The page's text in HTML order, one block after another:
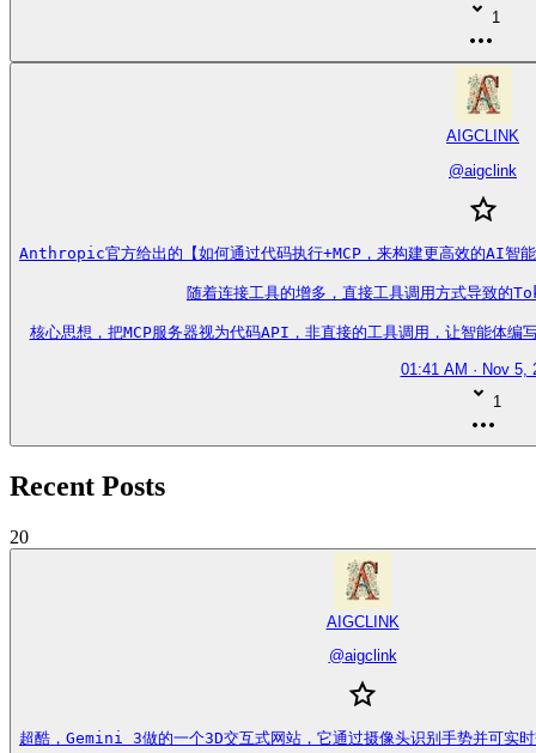
1
AIGCLINK
@aigclink
Anthropic官方给出的【如何通过代码执行+MCP，来构建更高效的AI智
随着连接工具的增多，直接工具调用方式导致的
核心思想，把MCP服务器视为代码API，非直接的工具调用，让智能
01:41 AM · Nov 5,
1
Recent Posts
20
AIGCLINK
@aigclink
超酷，Gemini 3做的一个3D交互式网站，它通过摄像头识别手势并可实